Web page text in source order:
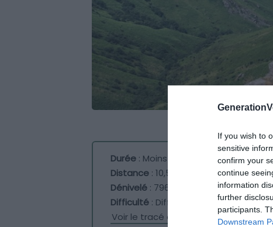
If you wish to
sensitive
confirm your
continue
information
further
participants.
Downstream
Durée : Moins de 5 h
Distance : 10,5 km
Dénivelé : 796 m
Difficulté : Difficile
Voir le tracé de la randonnée